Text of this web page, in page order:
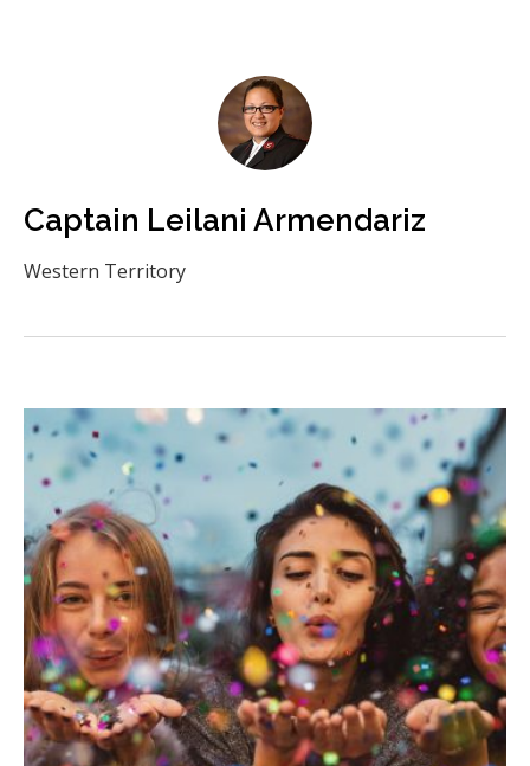
Captain Leilani Armendariz
Western Territory